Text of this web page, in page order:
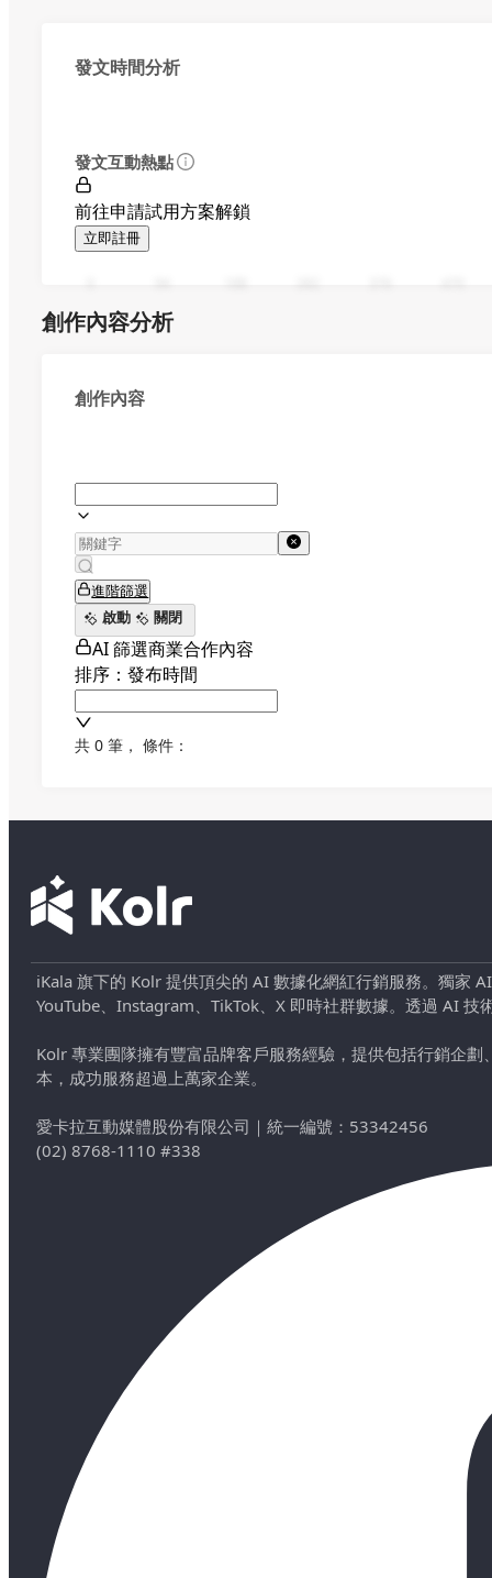
發文時間分析
發文互動熱點
前往申請試用方案解鎖
立即註冊
創作內容分析
創作內容
進階篩選
啟動
關閉
AI 篩選商業合作內容
排序：發布時間
共 0 筆 ， 條件：
iKala 旗下的 Kolr 提供頂尖的 AI 數據化網紅行銷服務。獨家
YouTube、Instagram、TikTok、X 即時社群數據。透過 AI
Kolr 專業團隊擁有豐富品牌客戶服務經驗，提供包括行銷企
本，成功服務超過上萬家企業。
愛卡拉互動媒體股份有限公司 ｜ 統一編號：53342456
(02) 8768-1110 #338